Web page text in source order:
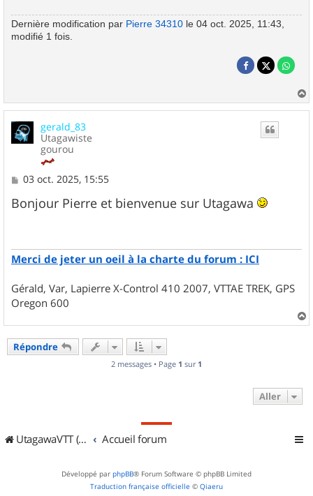
Dernière modification par Pierre 34310 le 04 oct. 2025, 11:43,
modifié 1 fois.
a
gerald_83
Utagawiste
gourou
M
s
s
03 oct. 2025, 15:55
Bonjour Pierre et bienvenue sur Utagawa
Merci de jeter un oeil à la charte du forum : ICI
Gérald, Var, Lapierre X-Control 410 2007, VTTAE TREK, GPS
Oregon 600
a
Répondre
2 messages • Page 1 sur 1
Aller
UtagawaVTT (Randos VTT et VTTAE avec traces GPS) Accueil forum
Développé par phpBB® Forum Software © phpBB Limited
Traduction française officielle © Qiaeru